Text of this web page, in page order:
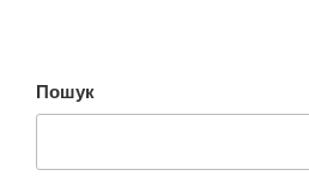
Пошук